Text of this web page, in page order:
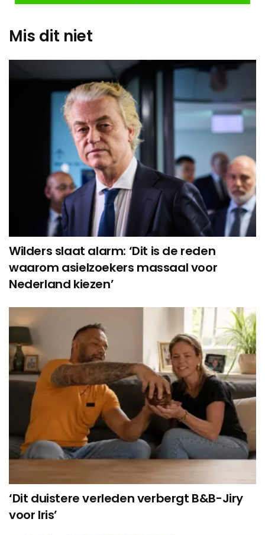
Mis dit niet
Wilders slaat alarm: ‘Dit is de reden
waarom asielzoekers massaal voor
Nederland kiezen’
‘Dit duistere verleden verbergt B&B-Jiry
voor Iris’